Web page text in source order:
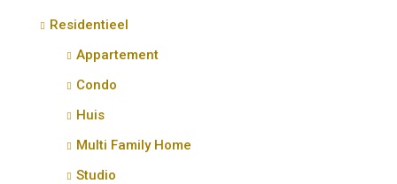
Residentieel
Appartement
Condo
Huis
Multi Family Home
Studio